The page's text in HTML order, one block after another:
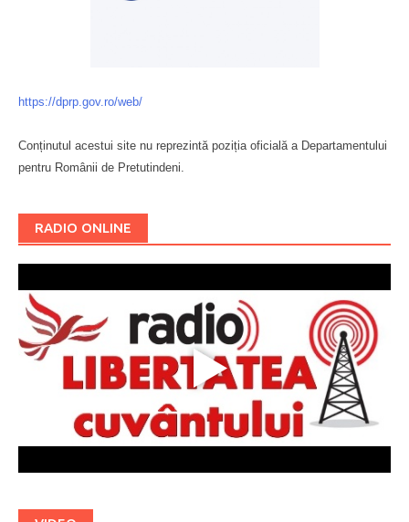
https://dprp.gov.ro/web/
Conținutul acestui site nu reprezintă poziția oficială a Departamentului
pentru Românii de Pretutindeni.
RADIO ONLINE